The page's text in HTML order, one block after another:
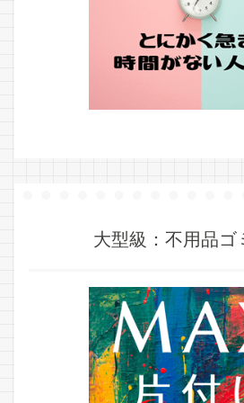
大型級：不用品ゴ